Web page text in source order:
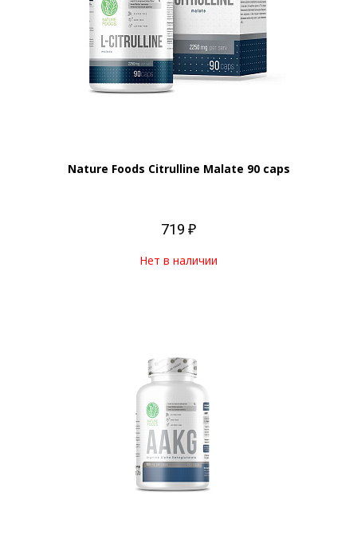
Nature Foods Citrulline Malate 90 caps
719 ₽
Нет в наличии